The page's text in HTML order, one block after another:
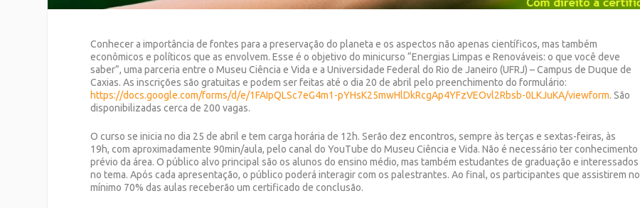
Conhecer a importância de fontes para a preservação do planeta e os aspectos não apenas científicos, mas também
econômicos e políticos que as envolvem. Esse é o objetivo do minicurso “Energias Limpas e Renováveis: o que você deve
saber”, uma parceria entre o Museu Ciência e Vida e a Universidade Federal do Rio de Janeiro (UFRJ) – Campus de Duque de
Caxias. As inscrições são gratuitas e podem ser feitas até o dia 20 de abril pelo preenchimento do formulário:
https://docs.google.com/forms/d/e/1FAIpQLSc7eG4m1-pYHsK25mwHlDkRcgAp4YFzVEOvl2Rbsb-0LKJuKA/viewform. São
disponibilizadas cerca de 200 vagas.
O curso se inicia no dia 25 de abril e tem carga horária de 12h. Serão dez encontros, sempre às terças e sextas-feiras, às
19h, com aproximadamente 90min/aula, pelo canal do YouTube do Museu Ciência e Vida. Não é necessário ter conhecimento
prévio da área. O público alvo principal são os alunos do ensino médio, mas também estudantes de graduação e interessados
no tema. Após cada apresentação, o público poderá interagir com os palestrantes. Ao final, os participantes que assistirem no
mínimo 70% das aulas receberão um certificado de conclusão.